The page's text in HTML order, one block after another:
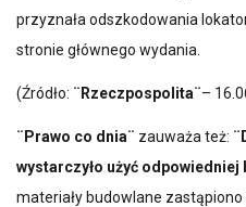
przyznała odszkodowania
stronie głównego wydania.
(Źródło: ¨Rzeczpospolita¨–
¨Prawo co dnia¨ zauważa też:
wystarczyło użyć odpowiedniej
materiały budowlane